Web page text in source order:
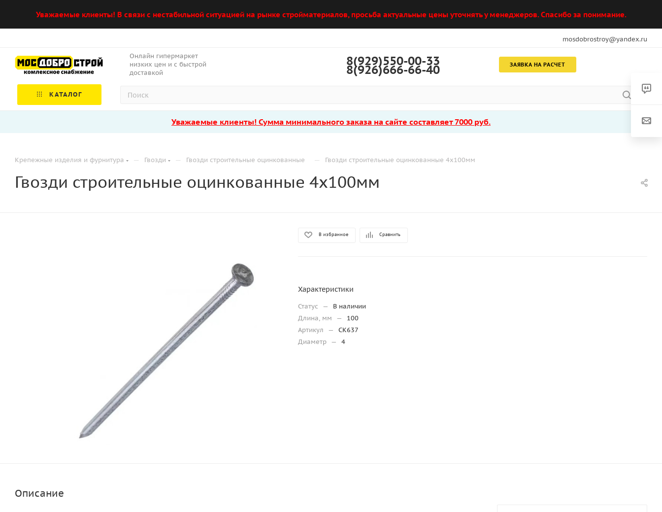
Уважаемые клиенты! В связи с нестабильной ситуацией на рынке стройматериалов, просьба актуальные цены уточнять у менеджеров. Спасибо за понимание.
mosdobrostroy@yandex.ru
Онлайн гипермаркет
низких цен и с быстрой
доставкой
ЗАЯВКА НА РАСЧЕТ
8(929)550-00-33
8(926)666-66-40
КАТАЛОГ
Уважаемые клиенты! Сумма минимального заказа на сайте составляет 7000 руб.
Крепежные изделия и фурнитура — Гвозди — Гвозди строительные оцинкованные — Гвозди строительные оцинкованные 4х100мм
Гвозди строительные оцинкованные 4х100мм
В избранное Сравнить
Характеристики
Статус —
В наличии
Длина, мм
—
100
Артикул
—
CK637
Диаметр — 4
Описание